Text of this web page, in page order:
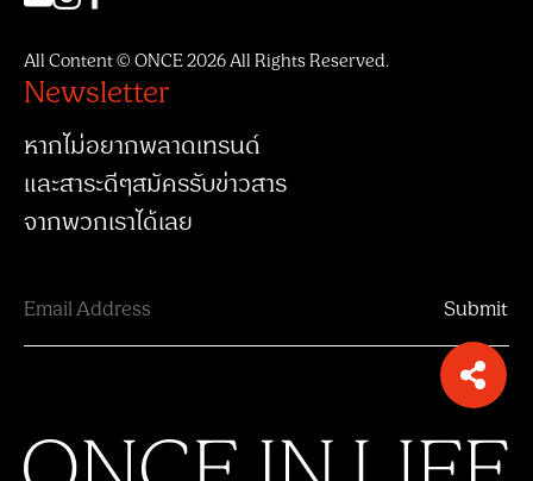
All Content © ONCE 2026 All Rights Reserved.
Newsletter
หากไม่อยากพลาดเทรนด์
และสาระดีๆสมัครรับข่าวสาร
จากพวกเราได้เลย